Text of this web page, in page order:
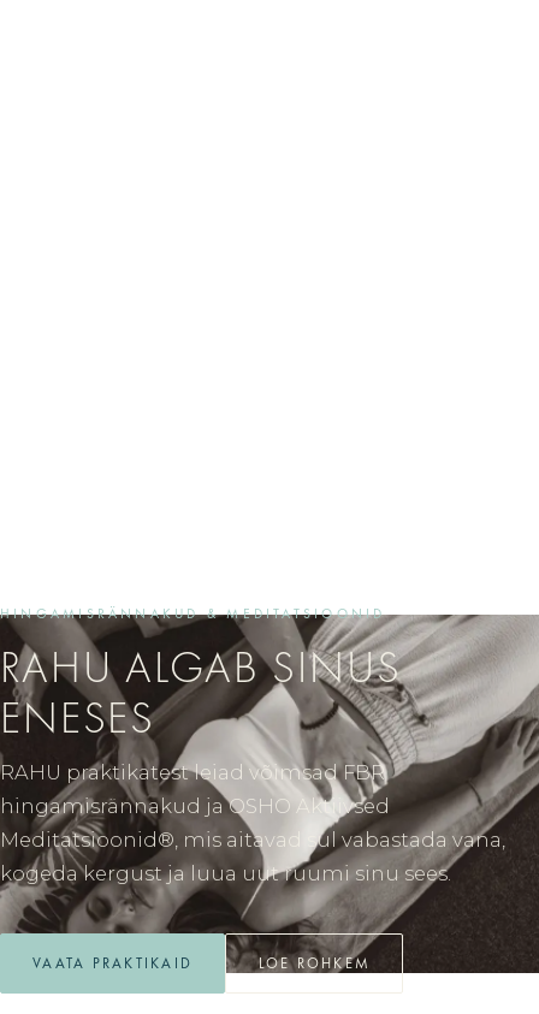
HINGAMISRÄNNAKUD & MEDITATSIOONID
RAHU ALGAB SINUS
ENESES
RAHU praktikatest leiad võimsad FBR
hingamisrännakud ja OSHO Aktiivsed
Meditatsioonid®, mis aitavad sul vabastada vana,
kogeda kergust ja luua uut ruumi sinu sees.
VAATA PRAKTIKAID LOE ROHKEM